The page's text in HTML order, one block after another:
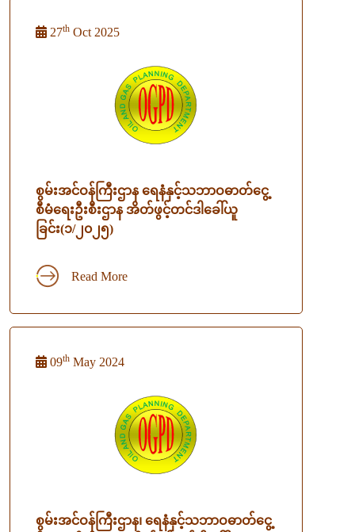
27th Oct 2025
စွမ်းအင်ဝန်ကြီးဌာန ရေနံနှင့်သဘာဝဓာတ်ငွေ့
စီမံရေးဦးစီးဌာန အိတ်ဖွင့်တင်ဒါခေါ်ယူ
ခြင်း(၁/၂၀၂၅)
Read More
09th May 2024
စွမ်းအင်ဝန်ကြီးဌာန၊ ရေနံနှင့်သဘာဝဓာတ်ငွေ့